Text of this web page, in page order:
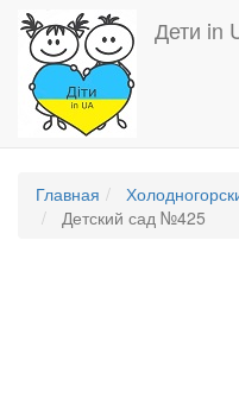
Перейти
основному
содержанию
Дети in
Главная
Детский сад №425